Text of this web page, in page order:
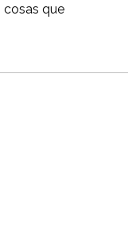
cosas que